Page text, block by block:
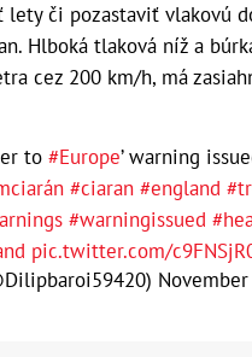
či pozastaviť vlakovú
Hlboká tlaková níž a
cez 200 km/h, má
to #Europe’ warning
#ciaran #england
#warningissued
pic.twitter.com/